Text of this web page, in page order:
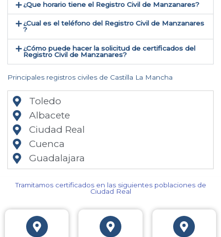
¿Que horario tiene el Registro Civil de Manzanares?
¿Cual es el teléfono del Registro Civil de Manzanares​
?
¿Cómo puede hacer la solicitud de certificados del
Registro Civil de Manzanares​?
Principales registros civiles de Castilla La Mancha
Toledo
Albacete
Ciudad Real
Cuenca
Guadalajara
Tramitamos certificados en las siguientes poblaciones de
Ciudad Real​